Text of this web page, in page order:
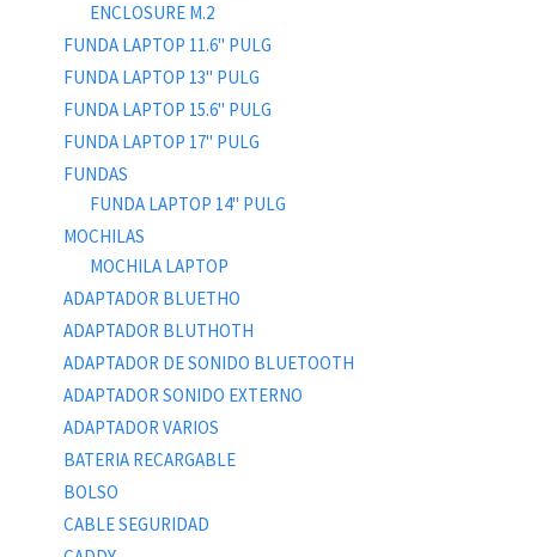
ENCLOSURE M.2
FUNDA LAPTOP 11.6" PULG
FUNDA LAPTOP 13" PULG
FUNDA LAPTOP 15.6" PULG
FUNDA LAPTOP 17" PULG
FUNDAS
FUNDA LAPTOP 14" PULG
MOCHILAS
MOCHILA LAPTOP
ADAPTADOR BLUETHO
ADAPTADOR BLUTHOTH
ADAPTADOR DE SONIDO BLUETOOTH
ADAPTADOR SONIDO EXTERNO
ADAPTADOR VARIOS
BATERIA RECARGABLE
BOLSO
CABLE SEGURIDAD